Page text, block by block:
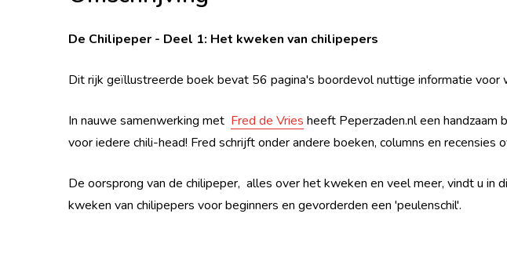
De Chilipeper - Deel 1: Het kweken van chilipepers
Dit rijk geïllustreerde boek bevat 56 pagina's boordevol nuttige informatie voor
In nauwe samenwerking met Fred de Vries heeft Peperzaden.nl een handzaam
voor iedere chili-head! Fred schrijft onder andere boeken, columns en recensies
De oorsprong van de chilipeper, alles over het kweken en veel meer, vindt u
kweken van chilipepers voor beginners en gevorderden een 'peulenschil'.